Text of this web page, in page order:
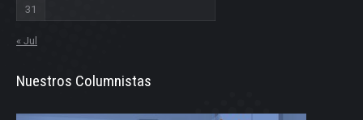
31
« Jul
Nuestros Columnistas